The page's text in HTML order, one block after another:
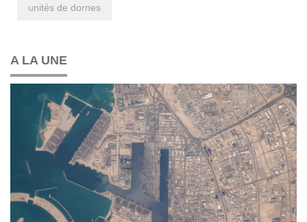
unités de dornes
A LA UNE